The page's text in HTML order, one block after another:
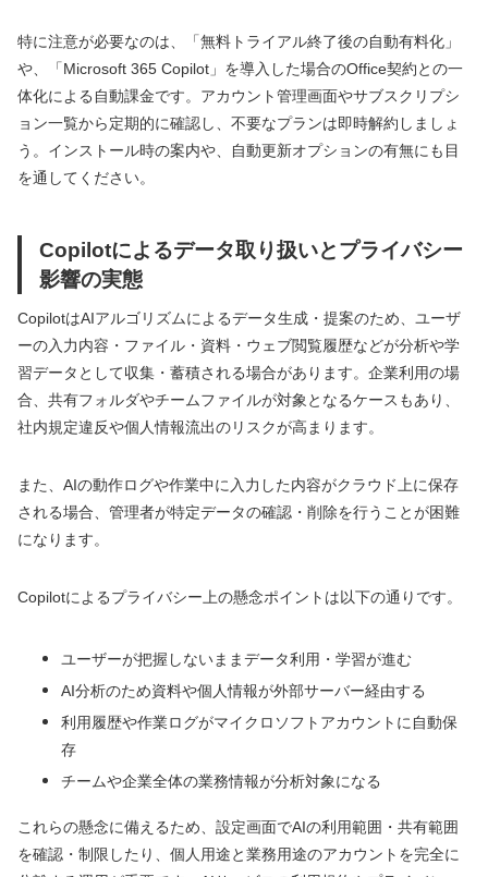
特に注意が必要なのは、「無料トライアル終了後の自動有料化」
や、「Microsoft 365 Copilot」を導入した場合のOffice契約との一
体化による自動課金です。アカウント管理画面やサブスクリプシ
ョン一覧から定期的に確認し、不要なプランは即時解約しましょ
う。インストール時の案内や、自動更新オプションの有無にも目
を通してください。
Copilotによるデータ取り扱いとプライバシー
影響の実態
CopilotはAIアルゴリズムによるデータ生成・提案のため、ユーザ
ーの入力内容・ファイル・資料・ウェブ閲覧履歴などが分析や学
習データとして収集・蓄積される場合があります。企業利用の場
合、共有フォルダやチームファイルが対象となるケースもあり、
社内規定違反や個人情報流出のリスクが高まります。
また、AIの動作ログや作業中に入力した内容がクラウド上に保存
される場合、管理者が特定データの確認・削除を行うことが困難
になります。
Copilotによるプライバシー上の懸念ポイントは以下の通りです。
ユーザーが把握しないままデータ利用・学習が進む
AI分析のため資料や個人情報が外部サーバー経由する
利用履歴や作業ログがマイクロソフトアカウントに自動保
存
チームや企業全体の業務情報が分析対象になる
これらの懸念に備えるため、設定画面でAIの利用範囲・共有範囲
を確認・制限したり、個人用途と業務用途のアカウントを完全に